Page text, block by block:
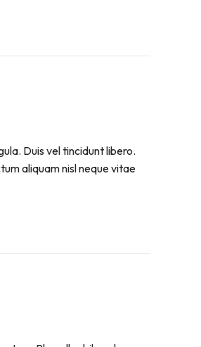
Duis vel tincidunt libero.
aliquam nisl neque vitae